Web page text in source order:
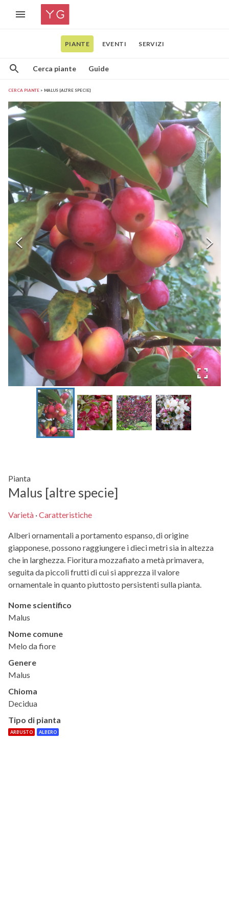
PIANTE EVENTI SERVIZI
Cerca piante Guide
CERCA PIANTE MALUS [ALTRE SPECIE]
Pianta
Malus [altre specie]
Varietà ·Caratteristiche
Alberi ornamentali a portamento espanso, di origine
giapponese, possono raggiungere i dieci metri sia in altezza
che in larghezza. Fioritura mozzafiato a metà primavera,
seguita da piccoli frutti di cui si apprezza il valore
ornamentale in quanto piuttosto persistenti sulla pianta.
Nome scientifico
Malus
Nome comune
Melo da fiore
Genere
Malus
Chioma
Decidua
Tipo di pianta
ARBUSTO ALBERO